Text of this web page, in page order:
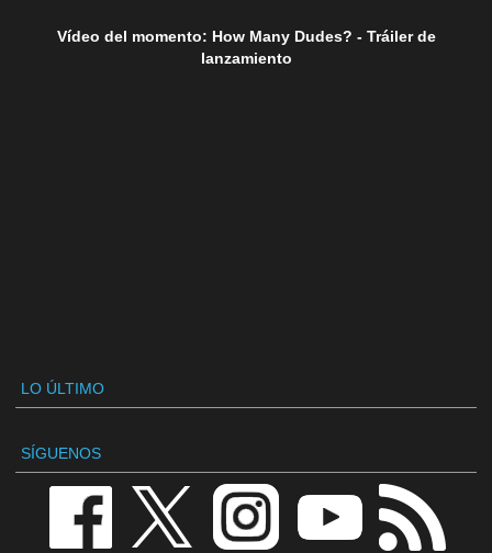
Vídeo del momento: How Many Dudes? - Tráiler de
lanzamiento
LO ÚLTIMO
SÍGUENOS